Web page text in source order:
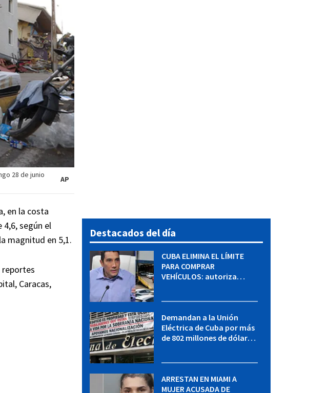
28 de junio
AP
en la costa
4,6, según el
magnitud en 5,1.
reportes
Caracas,
Destacados del día
CUBA ELIMINA EL LÍMITE
PARA COMPRAR
VEHÍCULOS: autoriza
Demandan a la Unión
Eléctrica de Cuba por más
de 802 millones de dólares
ARRESTAN EN MIAMI A
MUJER ACUSADA DE